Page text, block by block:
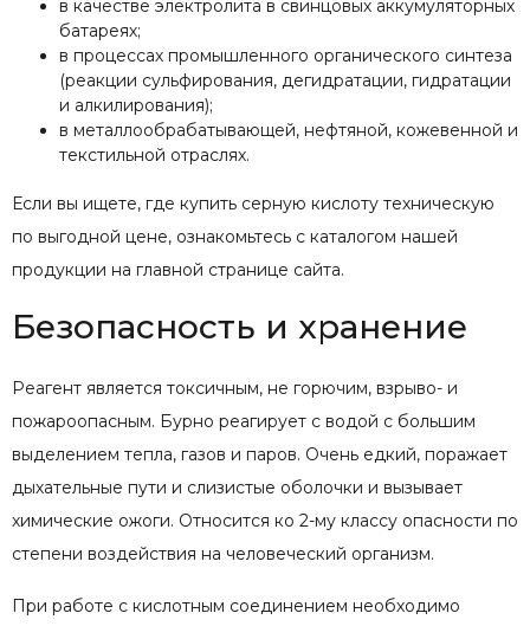
в качестве электролита в свинцовых аккумуляторных
батареях;
в процессах промышленного органического синтеза
(реакции сульфирования, дегидратации, гидратации
и алкилирования);
в металлообрабатывающей, нефтяной, кожевенной и
текстильной отраслях.
Если вы ищете, где купить серную кислоту техническую
по выгодной цене, ознакомьтесь с каталогом нашей
продукции на главной странице сайта.
Безопасность и хранение
Реагент является токсичным, не горючим, взрыво- и
пожароопасным. Бурно реагирует с водой с большим
выделением тепла, газов и паров. Очень едкий, поражает
дыхательные пути и слизистые оболочки и вызывает
химические ожоги. Относится ко 2-му классу опасности по
степени воздействия на человеческий организм.
При работе с кислотным соединением необходимо